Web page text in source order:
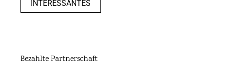
INTERESSANTES
Bezahlte Partnerschaft